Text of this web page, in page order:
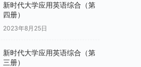
新时代大学应用英语综合（第
四册）
2023年8月25日
新时代大学应用英语综合（第
三册）